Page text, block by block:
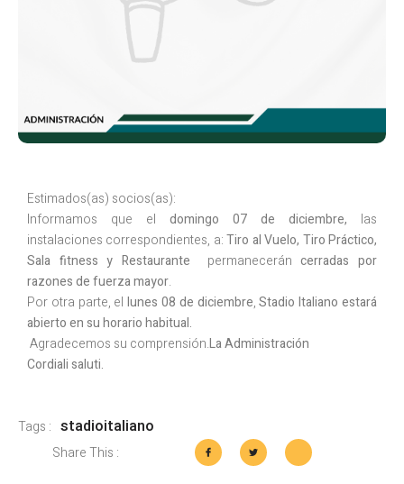
Estimados(as) socios(as):
Informamos que el domingo 07 de diciembre, las
instalaciones correspondientes, a:Tiro al Vuelo, Tiro Práctico,
Sala fitness y Restaurante
permaneceráncerradas por
razones de fuerza mayor.
Por otra parte, ellunes 08 de diciembre,Stadio Italiano estará
abierto en su horario habitual.
Agradecemos su comprensión.La Administración
Cordiali saluti.
Tags : stadioitaliano
Share This :